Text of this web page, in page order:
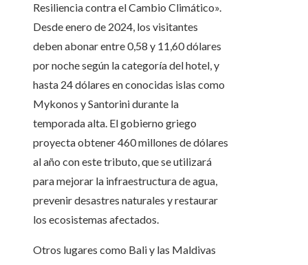
Resiliencia contra el Cambio Climático».
Desde enero de 2024, los visitantes
deben abonar entre 0,58 y 11,60 dólares
por noche según la categoría del hotel, y
hasta 24 dólares en conocidas islas como
Mykonos y Santorini durante la
temporada alta. El gobierno griego
proyecta obtener 460 millones de dólares
al año con este tributo, que se utilizará
para mejorar la infraestructura de agua,
prevenir desastres naturales y restaurar
los ecosistemas afectados.
Otros lugares como Bali y las Maldivas